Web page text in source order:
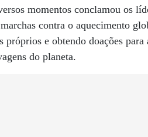
momentos conclamou os
contra o aquecimento
próprios e obtendo doações
do planeta.